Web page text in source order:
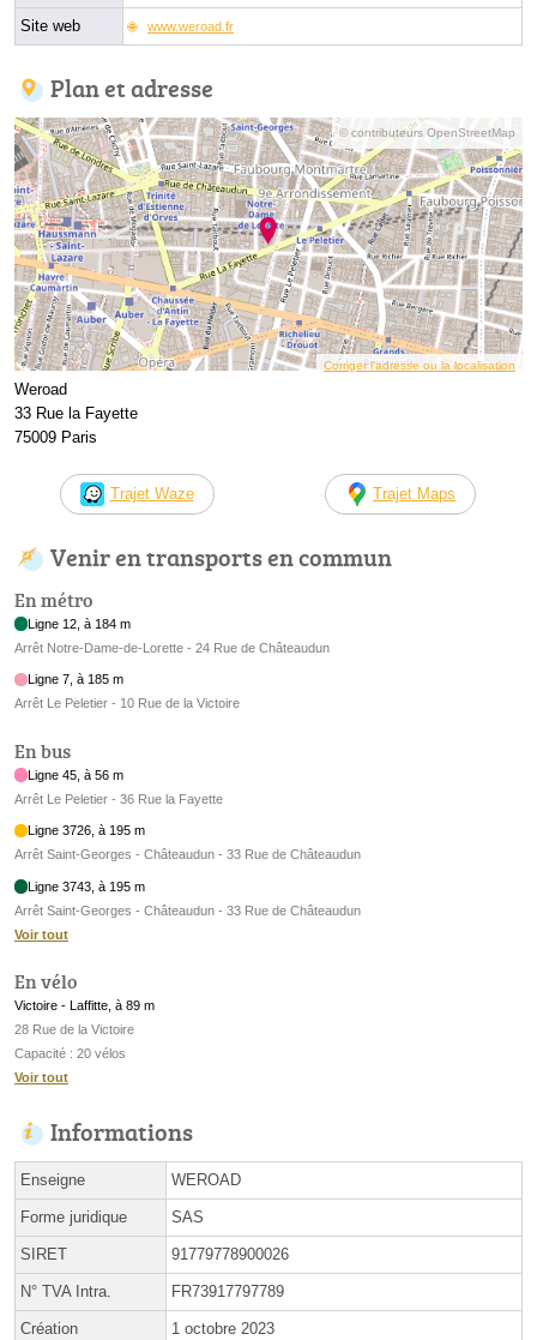
Site web www.weroad.fr
Plan et adresse
© contributeurs OpenStreetMap
Corriger l’adresse ou la localisation
Weroad
33 Rue la Fayette
75009 Paris
Trajet Waze Trajet Maps
Venir en transports en commun
En métro
Ligne 12, à 184 m
Arrêt Notre-Dame-de-Lorette - 24 Rue de Châteaudun
Ligne 7, à 185 m
Arrêt Le Peletier - 10 Rue de la Victoire
En bus
Ligne 45, à 56 m
Arrêt Le Peletier - 36 Rue la Fayette
Ligne 3726, à 195 m
Arrêt Saint-Georges - Châteaudun - 33 Rue de Châteaudun
Ligne 3743, à 195 m
Arrêt Saint-Georges - Châteaudun - 33 Rue de Châteaudun
Voir tout
En vélo
Victoire - Laffitte, à 89 m
28 Rue de la Victoire
Capacité : 20 vélos
Voir tout
Informations
Enseigne WEROAD
Forme juridique SAS
SIRET 91779778900026
N° TVA Intra. FR73917797789
Création 1 octobre 2023